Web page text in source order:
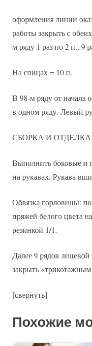
оформления линии
работы закрыть с
м ряду 1 раз по 2 п., 9
На спицах = 10 п.
В 98-м ряду от начала
в одном ряду. Левый
СБОРКА И ОТДЕЛКА
Выполнить боковые
на рукавах. Рукава
Обвязка горловины:
пряжей белого цвета
резинкой 1/1.
Далее 9 рядов
закрыть
[свернуть]
Похожие